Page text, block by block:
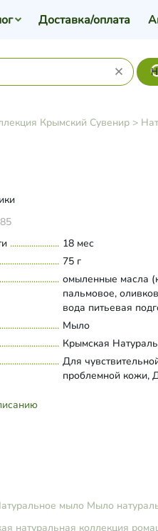
Доставка/оплата
Крымский Сувенир>
18 мес
75 г
омыленные масла
пальмовое,
вода питьевая
ромашки и череды,
кислота, ланолин
(глицерил розинат,
масло), витамин Е,
Развернуть состав
Мыло
Крымская
Для
проблемной кожи,
мыло Мыло
натуральная коллекция